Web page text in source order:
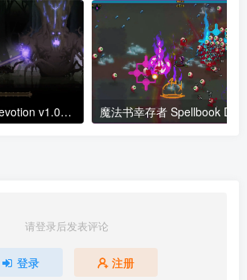
黑暗献祭 Dark Devotion v1.0版 官方中文
请登录后发表评论
登录 注册